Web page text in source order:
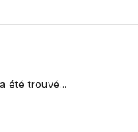
été trouvé...